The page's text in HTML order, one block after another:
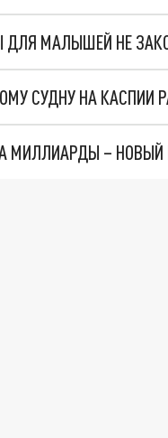
ДЛЯ МАЛЫШЕЙ НЕ
СУДНУ НА КАСПИИ